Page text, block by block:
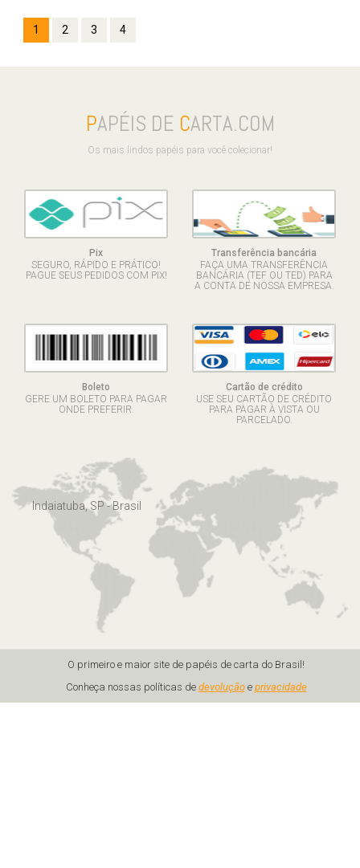
1 2 3 4
PAPÉIS DE CARTA.COM
Os mais lindos papéis para você colecionar!
Pix
SEGURO, RÁPIDO E PRÁTICO!
PAGUE SEUS PEDIDOS COM PIX!
Transferência bancária
FAÇA UMA TRANSFERÊNCIA
BANCÁRIA (TEF OU TED) PARA
A CONTA DE NOSSA EMPRESA.
Boleto
GERE UM BOLETO PARA PAGAR
ONDE PREFERIR.
Cartão de crédito
USE SEU CARTÃO DE CRÉDITO
PARA PAGAR À VISTA OU
PARCELADO.
Indaiatuba, SP - Brasil
O primeiro e maior site de papéis de carta do Brasil!
Conheça nossas políticas de devoluçãoe privacidade